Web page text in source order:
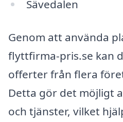
Sävedalen
Genom att använda
flyttfirma-pris.se kan
offerter från flera
Detta gör det möjligt
och tjänster, vilket